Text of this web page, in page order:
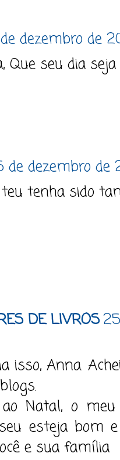
dezembro de
Que seu dia
de dezembro de
teu tenha sido
DE LIVROS
isso, Anna.
Natal, o
esteja bom
e sua família